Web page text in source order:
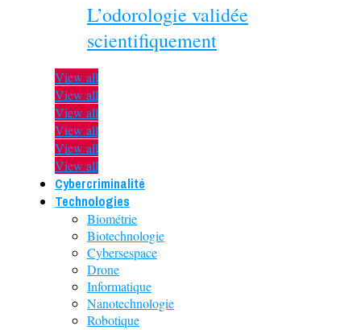
L’odorologie validée
scientifiquement
View all
View all
View all
View all
View all
View all
Cybercriminalité
Technologies
Biométrie
Biotechnologie
Cybersespace
Drone
Informatique
Nanotechnologie
Robotique